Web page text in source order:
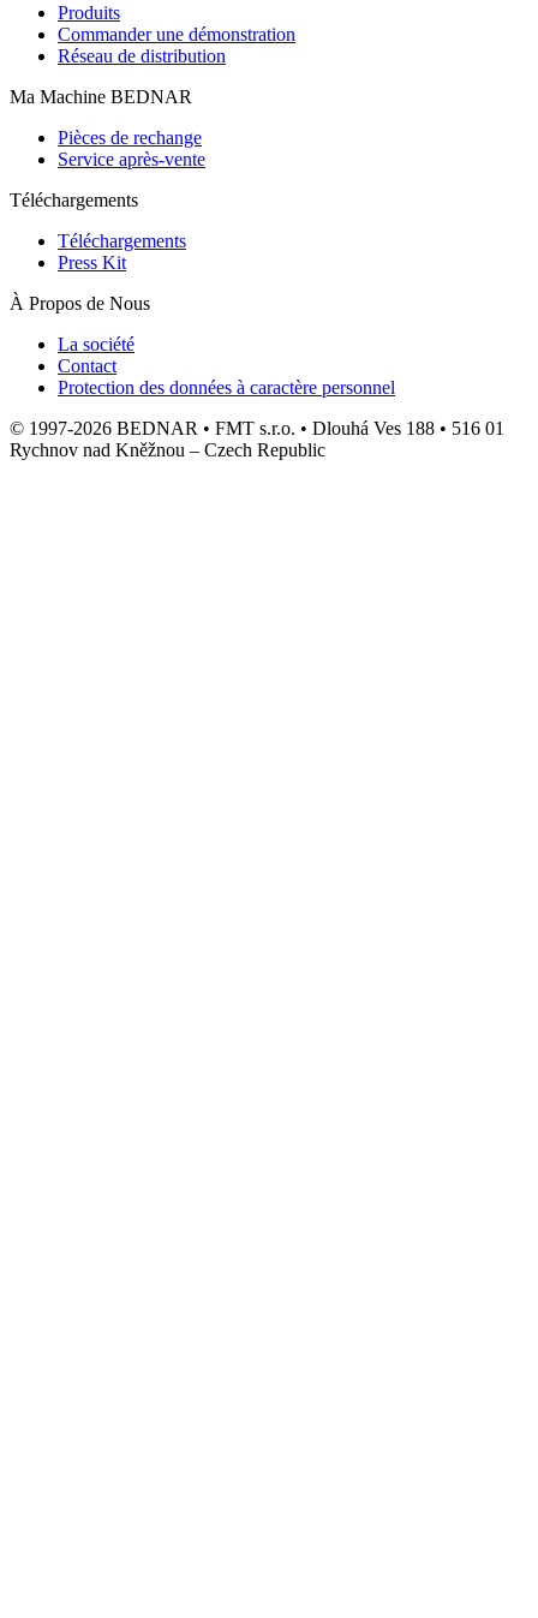
Produits
Commander une démonstration
Réseau de distribution
Ma Machine BEDNAR
Pièces de rechange
Service après-vente
Téléchargements
Téléchargements
Press Kit
À Propos de Nous
La société
Contact
Protection des données à caractère personnel
© 1997-2026 BEDNAR • FMT s.r.o. • Dlouhá Ves 188 • 516 01
Rychnov nad Kněžnou – Czech Republic